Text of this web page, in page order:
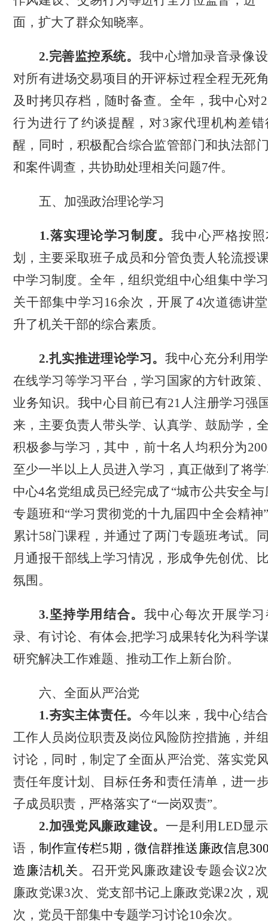
面，扩大了群众知晓率。
2.完善监控系统。 我中心增加录音录像
对所有进场交易项目的开评标过程全程无死
及时拷贝存档，随时备查。 全年，我中心对
行为进行了约谈提醒 ，对3家代理机构差
醒 ，同时，积极配合综合监管部门和执法部
和案件调查，共协助处理相关问题7件。
五、 加强政治理论学习
1.落实理论学习 制度。我中心严格按
划， 主要采取班子成员和分管负责人轮流授
中学习制度。全年，组织党组中心组集中学
关干部集中学习 16余次，开展了4次道德讲
升了机关干部的综合素质。
2.扎实推进理论学习。我中心充分利用
在线学习等学习平台，学习国家的方针政策
业务知识。我中心目前已有21人注册学习强
来，主要负责人带头学、认真学、鼓励学，
积极参与学习，其中，前十名人均积分为
至少一半以上人员进入学习，真正做到了将
中心4名党组成员已经完成了“城市公共安全
专题班和“学习贯彻党的十九届四中全会精神
累计58门课程，并通过了两门专题班考试。
月通报干部线上学习情况，形成争先创优、
氛围。
3.坚持学用结合。 我中心每次开展学
录、有讨论、有体会,把学习成果转化为科学
研究解决工作难题、 推动工作上新台阶。
六、全面从严治党
1.夯实主体责任。 今年以来，我中心结
工作人员岗位职责及岗位风险防控措施，并
讨论，同时，制定了全面从严治党、落实党
责任年度计划、目标任务和责任清单，进一
子成员职责，严格落实了“一岗双责”。
2.加强党风廉政建设。 一是利用LED显
语， 制作宣传栏5期，微信群推送廉政信息
造廉洁机关。 召开党风廉政建设专题会议2
廉政党课3次、党支部书记上廉政党课2次，
次，党员干部集中专题学习讨论10余次。